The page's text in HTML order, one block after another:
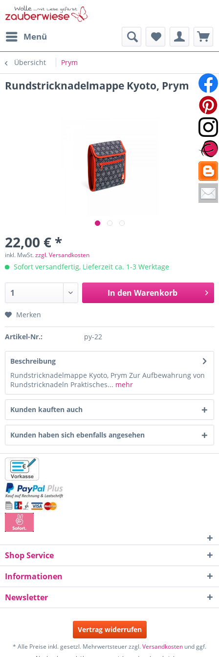
Menü
Übersicht Prym
Rundstricknadelmappe Kyoto, Prym
22,00 € *
inkl. MwSt.zzgl. Versandkosten
Sofort versandfertig, Lieferzeit ca. 1-3 Werktage
In den Warenkorb
Merken
Artikel-Nr.: py-22
Beschreibung
Rundstricknadelmappe Kyoto, Prym Zur Aufbewahrung von
Rundstricknadeln Praktisches... mehr
Kunden kauften auch
Kunden haben sich ebenfalls angesehen
Shop Service
Informationen
Newsletter
Vertrag widerrufen
* Alle Preise inkl. gesetzl. Mehrwertsteuer zzgl.Versandkosten und ggf.